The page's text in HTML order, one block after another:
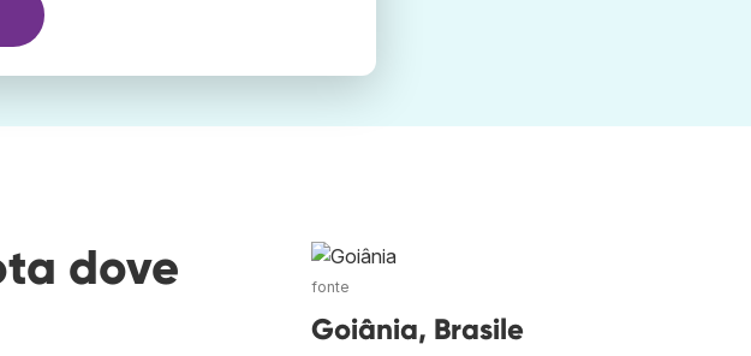
dove
fonte
Goiânia, Brasile